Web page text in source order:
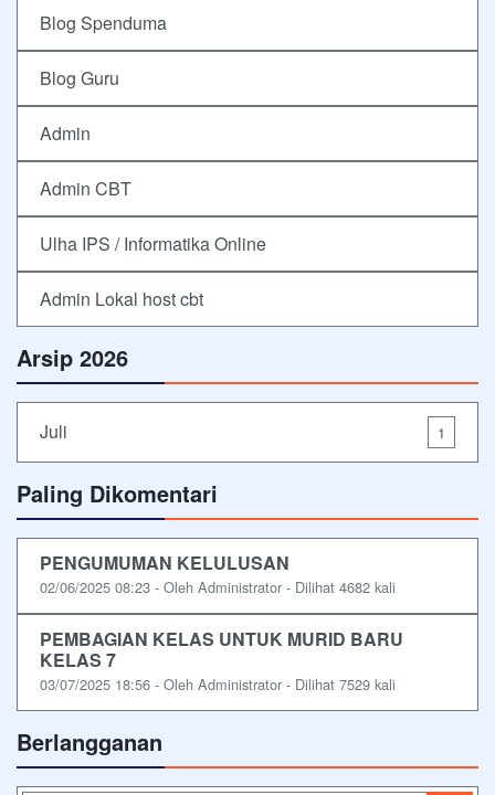
Blog Spenduma
Blog Guru
Admin
Admin CBT
Ulha IPS / Informatika Online
Admin Lokal host cbt
Arsip 2026
Juli 1
Paling Dikomentari
PENGUMUMAN KELULUSAN
02/06/2025 08:23 - Oleh Administrator - Dilihat 4682 kali
PEMBAGIAN KELAS UNTUK MURID BARU
KELAS 7
03/07/2025 18:56 - Oleh Administrator - Dilihat 7529 kali
Berlangganan